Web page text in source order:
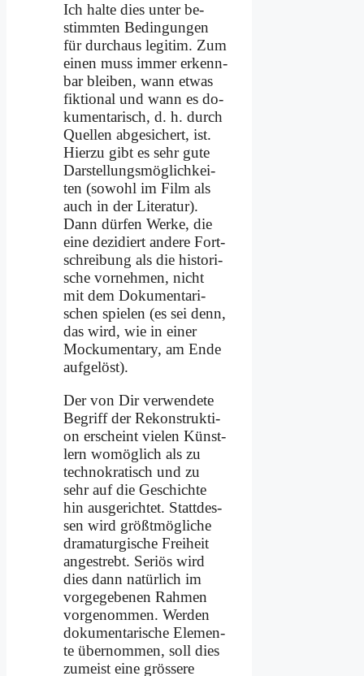
Ich hal­te dies un­ter be­
stimm­ten Be­din­gun­gen
für durch­aus le­gi­tim. Zum
ei­nen muss im­mer er­kenn­
bar blei­ben, wann et­was
fik­tio­nal und wann es do­
ku­men­ta­risch, d. h. durch
Quel­len ab­ge­si­chert, ist.
Hier­zu gibt es sehr gu­te
Dar­stel­lungs­mög­lich­kei­
ten (so­wohl im Film als
auch in der Li­te­ra­tur).
Dann dür­fen Wer­ke, die
ei­ne de­zi­diert an­de­re Fort­
schrei­bung als die hi­sto­ri­
sche vor­neh­men, nicht
mit dem Do­ku­men­ta­ri­
schen spie­len (es sei denn,
das wird, wie in ei­ner
Mocku­men­ta­ry, am En­de
auf­ge­löst).
Der von Dir ver­wen­de­te
Be­griff der Re­kon­struk­ti­
on er­scheint vie­len Künst­
lern wo­mög­lich als zu
tech­no­kra­tisch und zu
sehr auf die Ge­schich­te
hin aus­ge­rich­tet. Statt­des­
sen wird größt­mög­li­che
dra­ma­tur­gi­sche Frei­heit
an­ge­strebt. Se­ri­ös wird
dies dann na­tür­lich im
vor­ge­ge­be­nen Rah­men
vor­ge­nom­men. Wer­den
do­ku­men­ta­ri­sche Ele­men­
te über­nom­men, soll dies
zu­meist ei­ne grö­sse­re